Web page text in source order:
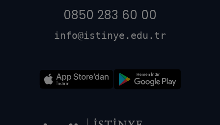
0850 283 60 00
info@istinye.edu.tr